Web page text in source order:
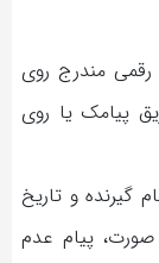
پس از وارد کردن شناسه صیاد (شماره 16 رقمی مندرج روی
پیامک یا روی
گیرنده و تاریخ
پیام عدم